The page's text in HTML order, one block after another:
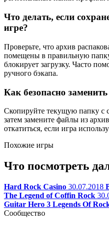
Что делать, если
игре?
Проверьте, что архив
помещены в правильную
блокирует загрузку. Часто
ручного бэкапа.
Как безопасно заменить
Скопируйте текущую папку с
затем замените файлы из
откатиться, если игра
Похожие игры
Что посмотреть
Hard Rock Casino 30.07.2018
The Legend of Coffin Rock
Guitar Hero 3 Legends Of
Сообщество